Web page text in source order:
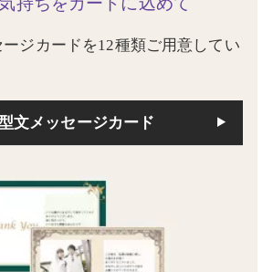
ジカードを12種類ご用意してい
文メッセージカード